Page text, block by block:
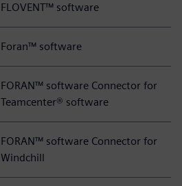
FLOVENT™ software
Foran™ software
FORAN™ software Connector for
Teamcenter® software
FORAN™ software Connector for
Windchill